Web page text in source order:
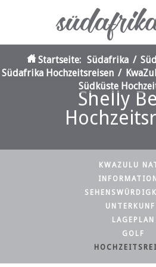
Shelly
Startseite: Südafrika /
Südafrika Hochzeitsreisen /
Südküste
KWAZULU
LAGEPLAN
GOLF